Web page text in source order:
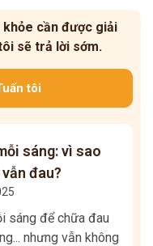
cần được giải
sẽ trả lời sớm.
tôi
sáng: vì sao
đau?
sáng để chữa đau
nhưng vẫn không